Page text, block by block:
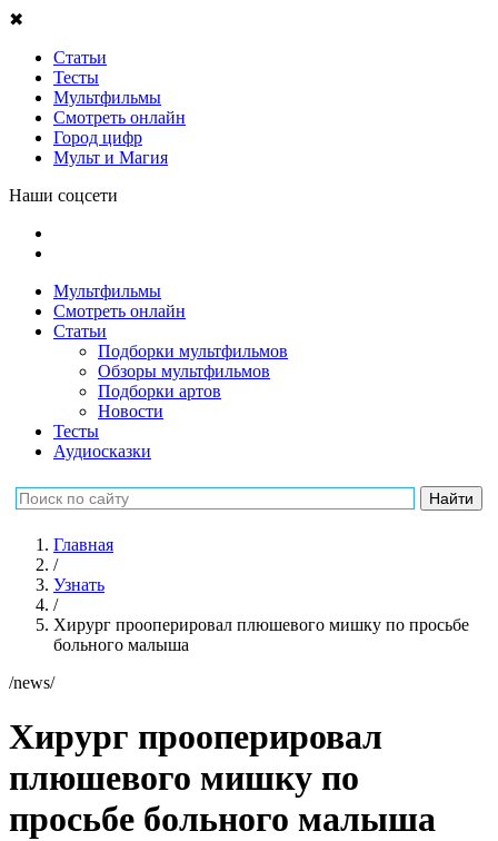
✖
Статьи
Тесты
Мультфильмы
Смотреть онлайн
Город цифр
Мульт и Магия
Наши соцсети
Мультфильмы
Смотреть онлайн
Статьи
Подборки мультфильмов
Обзоры мультфильмов
Подборки артов
Новости
Тесты
Аудиосказки
Главная
/
Узнать
/
Хирург прооперировал плюшевого мишку по просьбе
больного малыша
/news/
Хирург прооперировал
плюшевого мишку по
просьбе больного малыша